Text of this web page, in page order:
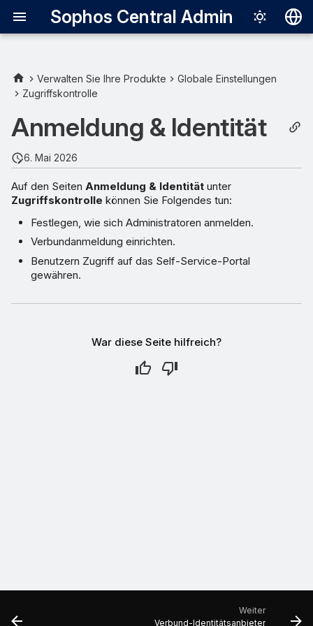
Sophos Central Admin
English
Français
Português
Verwalten Sie Ihre Produkte
Globale Einstellungen
Zugriffskontrolle
Anmeldung & Identität
6. Mai 2026
Auf den Seiten Anmeldung & Identität unter
Zugriffskontrolle können Sie Folgendes tun:
Festlegen, wie sich Administratoren anmelden.
Verbundanmeldung einrichten.
Benutzern Zugriff auf das Self-Service-Portal
gewähren.
War diese Seite hilfreich?
Weiter
Verbund-Identitätsanbieter